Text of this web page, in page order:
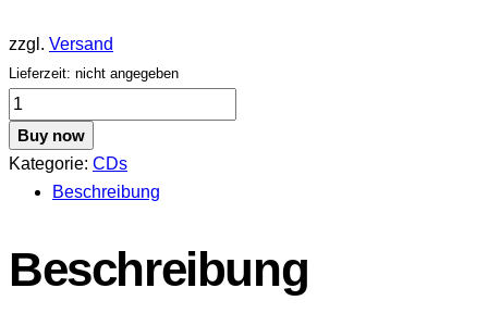
zzgl. Versand
Lieferzeit: nicht angegeben
Buntes
Kärnten
Menge
Buy now
Kategorie: CDs
Beschreibung
Beschreibung